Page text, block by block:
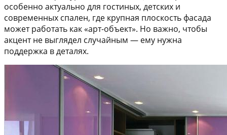
особенно актуально для гостиных, детских и
современных спален, где крупная плоскость фасада
может работать как «арт-объект». Но важно, чтобы
акцент не выглядел случайным — ему нужна
поддержка в деталях.